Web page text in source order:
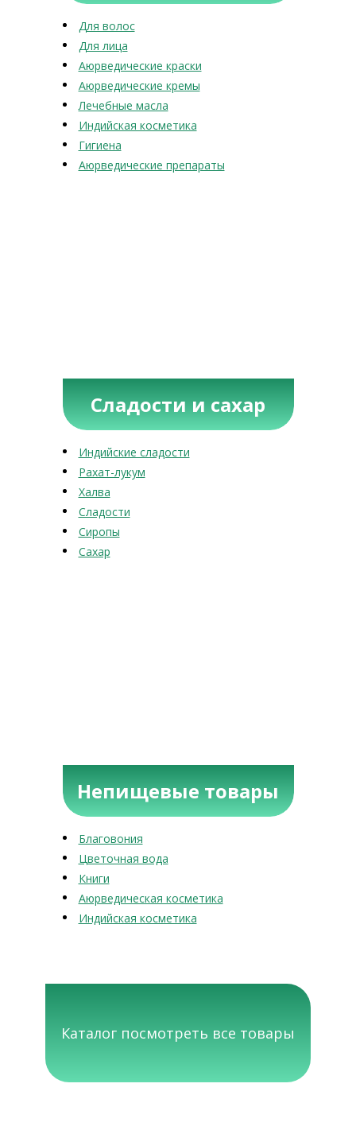
Для волос
Для лица
Аюрведические краски
Аюрведические кремы
Лечебные масла
Индийская косметика
Гигиена
Аюрведические препараты
Сладости и сахар
Индийские сладости
Рахат-лукум
Халва
Сладости
Сиропы
Сахар
Непищевые товары
Благовония
Цветочная вода
Книги
Аюрведическая косметика
Индийская косметика
Каталог посмотреть все товары